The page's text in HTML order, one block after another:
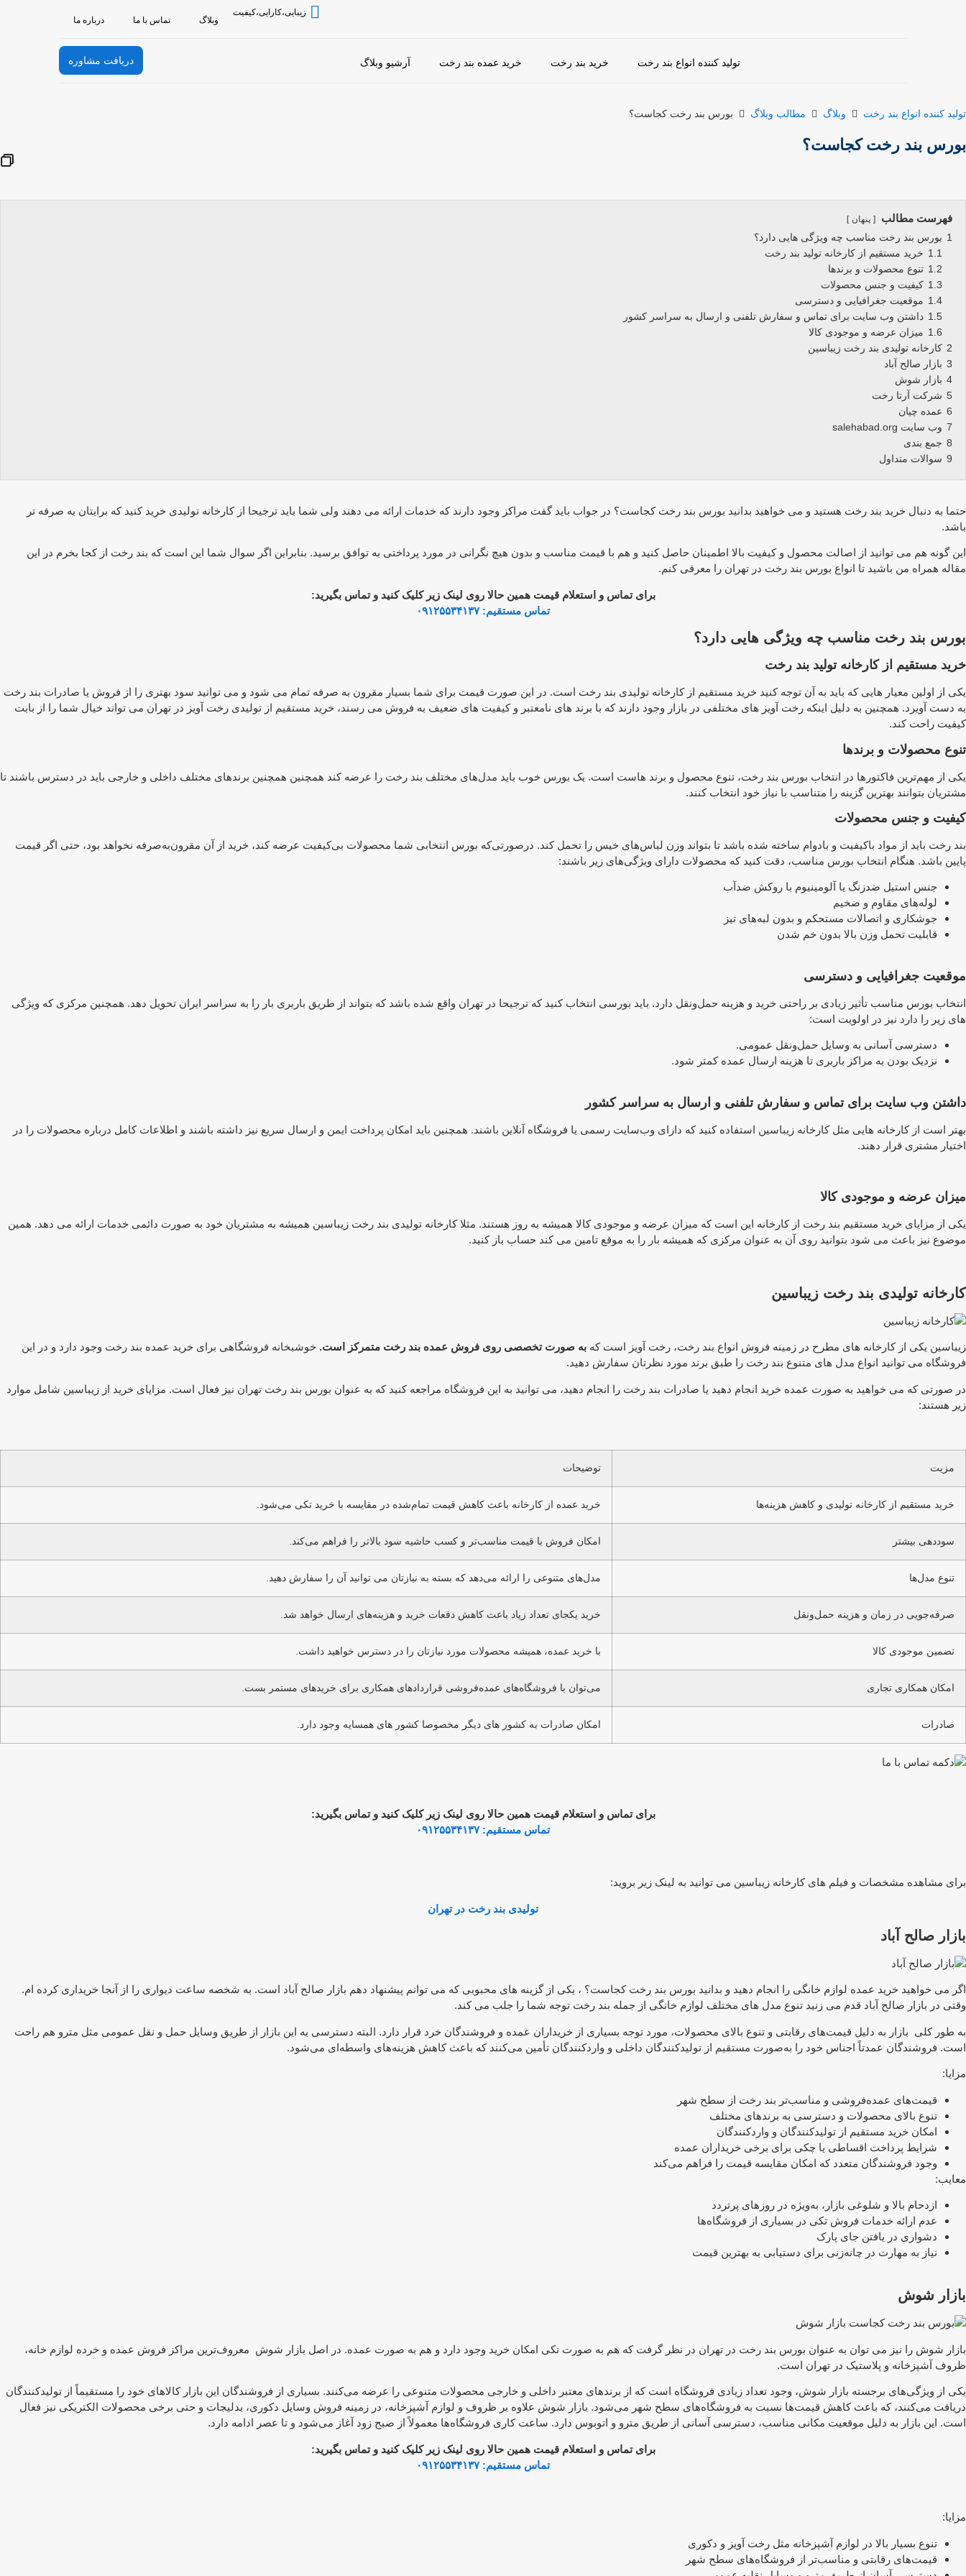
وبلاگ تماس با ما درباره ما
زیبایی،کارایی،کیفیت
تولید کننده انواع بند رخت خرید بند رخت خرید عمده بند رخت آرشیو وبلاگ دریافت مشاوره
تولید کننده انواع بند رخت وبلاگ مطالب وبلاگ بورس بند رخت کجاست؟
بورس بند رخت کجاست؟
فهرست مطالب پنهان
1 بورس بند رخت مناسب چه ویژگی هایی دارد؟
1.1 خرید مستقیم از کارخانه تولید بند رخت
1.2 تنوع محصولات و برندها
1.3 کیفیت و جنس محصولات
1.4 موقعیت جغرافیایی و دسترسی
1.5 داشتن وب سایت برای تماس و سفارش تلفنی و ارسال به سراسر کشور
1.6 میزان عرضه و موجودی کالا
2 کارخانه تولیدی بند رخت زیباسین
3 بازار صالح آباد
4 بازار شوش
5 شرکت آرتا رخت
6 عمده چیان
7 وب سایت salehabad.org
8 جمع بندی
9 سوالات متداول
حتما به دنبال خرید بند رخت هستید و می خواهید بدانید بورس بند رخت کجاست؟ در جواب باید گفت مراکز وجود دارند که خدمات ارائه می دهند ولی شما باید ترجیحا از کارخانه تولیدی خرید کنید که برایتان به صرفه تر
باشد.
این گونه هم می توانید از اصالت محصول و کیفیت بالا اطمینان حاصل کنید و هم با قیمت مناسب و بدون هیچ نگرانی در مورد پرداختی به توافق برسید. بنابراین اگر سوال شما این است که بند رخت از کجا بخرم در این
مقاله همراه من باشید تا انواع بورس بند رخت در تهران را معرفی کنم.
برای تماس و استعلام قیمت همین حالا روی لینک زیر کلیک کنید و تماس بگیرید:
تماس مستقیم: ۰۹۱۲۵۵۳۴۱۳۷
بورس بند رخت مناسب چه ویژگی هایی دارد؟
خرید مستقیم از کارخانه تولید بند رخت
یکی از اولین معیار هایی که باید به آن توجه کنید خرید مستقیم از کارخانه تولیدی بند رخت است. در این صورت قیمت برای شما بسیار مقرون به صرفه تمام می شود و می توانید سود بهتری را از فروش یا صادرات بند رخت
به دست آویرد. همچنین به دلیل اینکه رخت آویز های مختلفی در بازار وجود دارند که با برند های نامعتبر و کیفیت های ضعیف به فروش می رسند، خرید مستقیم از تولیدی رخت آویز در تهران می تواند خیال شما را از بابت
کیفیت راحت کند.
تنوع محصولات و برندها
یکی از مهم‌ترین فاکتورها در انتخاب بورس بند رخت، تنوع محصول و برند هاست است. یک بورس خوب باید مدل‌های مختلف بند رخت را عرضه کند همچنین همچنین برندهای مختلف داخلی و خارجی باید در دسترس باشند تا
مشتریان بتوانند بهترین گزینه را متناسب با نیاز خود انتخاب کنند.
کیفیت و جنس محصولات
بند رخت باید از مواد باکیفیت و بادوام ساخته شده باشد تا بتواند وزن لباس‌های خیس را تحمل کند. درصورتی‌که بورس انتخابی شما محصولات بی‌کیفیت عرضه کند، خرید از آن مقرون‌به‌صرفه نخواهد بود، حتی اگر قیمت
پایین باشد. هنگام انتخاب بورس مناسب، دقت کنید که محصولات دارای ویژگی‌های زیر باشند:
جنس استیل ضدزنگ یا آلومینیوم با روکش ضدآب
لوله‌های مقاوم و ضخیم
جوشکاری و اتصالات مستحکم و بدون لبه‌های تیز
قابلیت تحمل وزن بالا بدون خم شدن
موقعیت جغرافیایی و دسترسی
انتخاب بورس مناسب تأثیر زیادی بر راحتی خرید و هزینه حمل‌ونقل دارد. باید بورسی انتخاب کنید که ترجیحا در تهران واقع شده باشد که بتواند از طریق باربری بار را به سراسر ایران تحویل دهد. همچنین مرکزی که ویژگی
های زیر را دارد نیز در اولویت است:
دسترسی آسانی به وسایل حمل‌ونقل عمومی.
نزدیک بودن به مراکز باربری تا هزینه ارسال عمده کمتر شود.
داشتن وب سایت برای تماس و سفارش تلفنی و ارسال به سراسر کشور
بهتر است از کارخانه هایی مثل کارخانه زیباسین استفاده کنید که دارای وب‌سایت رسمی یا فروشگاه آنلاین باشند. همچنین باید امکان پرداخت ایمن و ارسال سریع نیز داشته باشند و اطلاعات کامل درباره محصولات را در
اختیار مشتری قرار دهند.
میزان عرضه و موجودی کالا
یکی از مزایای خرید مستقیم بند رخت از کارخانه این است که میزان عرضه و موجودی کالا همیشه به روز هستند. مثلا کارخانه تولیدی بند رخت زیباسین همیشه به مشتریان خود به صورت دائمی خدمات ارائه می دهد. همین
موضوع نیز باعث می شود بتوانید روی آن به عنوان مرکزی که همیشه بار را به موقع تامین می کند حساب باز کنید.
کارخانه تولیدی بند رخت زیباسین
زیباسین یکی از کارخانه های مطرح در زمینه فروش انواع بند رخت، رخت آویز است که به صورت تخصصی روی فروش عمده بند رخت متمرکز است. خوشبخانه فروشگاهی برای خرید عمده بند رخت وجود دارد و در این
فروشگاه می توانید انواع مدل های متنوع بند رخت را طبق برند مورد نظرتان سفارش دهید.
در صورتی که می خواهید به صورت عمده خرید انجام دهید یا صادرات بند رخت را انجام دهید، می توانید به این فروشگاه مراجعه کنید که به عنوان بورس بند رخت تهران نیز فعال است. مزایای خرید از زیباسین شامل موارد
زیر هستند:
مزیت توضیحات
خرید مستقیم از کارخانه تولیدی و کاهش هزینه‌ها خرید عمده از کارخانه باعث کاهش قیمت تمام‌شده در مقایسه با خرید تکی می‌شود.
سوددهی بیشتر امکان فروش با قیمت مناسب‌تر و کسب حاشیه سود بالاتر را فراهم می‌کند.
تنوع مدل‌ها مدل‌های متنوعی را ارائه می‌دهد که بسته به نیازتان می توانید آن را سفارش دهید.
صرفه‌جویی در زمان و هزینه حمل‌ونقل خرید یکجای تعداد زیاد باعث کاهش دفعات خرید و هزینه‌های ارسال خواهد شد.
تضمین موجودی کالا با خرید عمده، همیشه محصولات مورد نیازتان را در دسترس خواهید داشت.
امکان همکاری تجاری می‌توان با فروشگاه‌های عمده‌فروشی قراردادهای همکاری برای خرید‌های مستمر بست.
صادرات امکان صادرات به کشور های دیگر مخصوصا کشور های همسایه وجود دارد.
برای تماس و استعلام قیمت همین حالا روی لینک زیر کلیک کنید و تماس بگیرید:
تماس مستقیم: ۰۹۱۲۵۵۳۴۱۳۷
برای مشاهده مشخصات و فیلم های کارخانه زیباسین می توانید به لینک زیر بروید:
تولیدی بند رخت در تهران
بازار صالح آباد
اگر می خواهید خرید عمده لوازم خانگی را انجام دهید و بدانید بورس بند رخت کجاست؟ ، یکی از گزینه های محبوبی که می توانم پیشنهاد دهم بازار صالح آباد است. به شخصه ساعت دیواری را از آنجا خریداری کرده ام.
وقتی در بازار صالح آباد قدم می زنید تنوع مدل های مختلف لوازم خانگی از جمله بند رخت توجه شما را جلب می کند.
به طور کلی بازار به دلیل قیمت‌های رقابتی و تنوع بالای محصولات، مورد توجه بسیاری از خریداران عمده و فروشندگان خرد قرار دارد. البته دسترسی به این بازار از طریق وسایل حمل و نقل عمومی مثل مترو هم راحت
است. فروشندگان عمدتاً اجناس خود را به‌صورت مستقیم از تولیدکنندگان داخلی و واردکنندگان تأمین می‌کنند که باعث کاهش هزینه‌های واسطه‌ای می‌شود.
مزایا:
قیمت‌های عمده‌فروشی و مناسب‌تر بند رخت از سطح شهر
تنوع بالای محصولات و دسترسی به برندهای مختلف
امکان خرید مستقیم از تولیدکنندگان و واردکنندگان
شرایط پرداخت اقساطی یا چکی برای برخی خریداران عمده
وجود فروشندگان متعدد که امکان مقایسه قیمت را فراهم می‌کند
معایب:
ازدحام بالا و شلوغی بازار، به‌ویژه در روزهای پرتردد
عدم ارائه خدمات فروش تکی در بسیاری از فروشگاه‌ها
دشواری در یافتن جای پارک
نیاز به مهارت در چانه‌زنی برای دستیابی به بهترین قیمت
بازار شوش
بازار شوش را نیز می توان به عنوان بورس بند رخت در تهران در نظر گرفت که هم به صورت تکی امکان خرید وجود دارد و هم به صورت عمده. در اصل بازار شوش معروف‌ترین مراکز فروش عمده و خرده لوازم خانه،
ظروف آشپزخانه و پلاستیک در تهران است.
یکی از ویژگی‌های برجسته بازار شوش، وجود تعداد زیادی فروشگاه است که از برندهای معتبر داخلی و خارجی محصولات متنوعی را عرضه می‌کنند. بسیاری از فروشندگان این بازار کالاهای خود را مستقیماً از تولیدکنندگان
دریافت می‌کنند، که باعث کاهش قیمت‌ها نسبت به فروشگاه‌های سطح شهر می‌شود. بازار شوش علاوه بر ظروف و لوازم آشپزخانه، در زمینه فروش وسایل دکوری، بدلیجات و حتی برخی محصولات الکتریکی نیز فعال
است. این بازار به دلیل موقعیت مکانی مناسب، دسترسی آسانی از طریق مترو و اتوبوس دارد. ساعت کاری فروشگاه‌ها معمولاً از صبح زود آغاز می‌شود و تا عصر ادامه دارد.
برای تماس و استعلام قیمت همین حالا روی لینک زیر کلیک کنید و تماس بگیرید:
تماس مستقیم: ۰۹۱۲۵۵۳۴۱۳۷
مزایا:
تنوع بسیار بالا در لوازم آشپزخانه مثل رخت آویز و دکوری
قیمت‌های رقابتی و مناسب‌تر از فروشگاه‌های سطح شهر